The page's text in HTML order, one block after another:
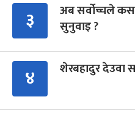
३
अब सर्वोच्चले
सुनुवाइ ?
४ शेरबहादुर देउवा